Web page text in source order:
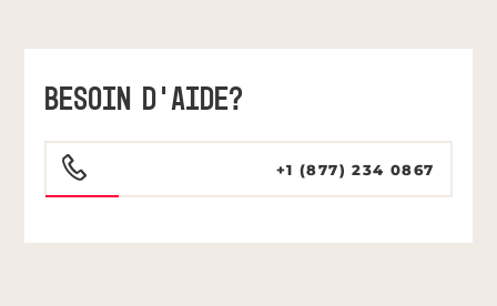
BESOIN D’AIDE?
+1 (877) 234 0867